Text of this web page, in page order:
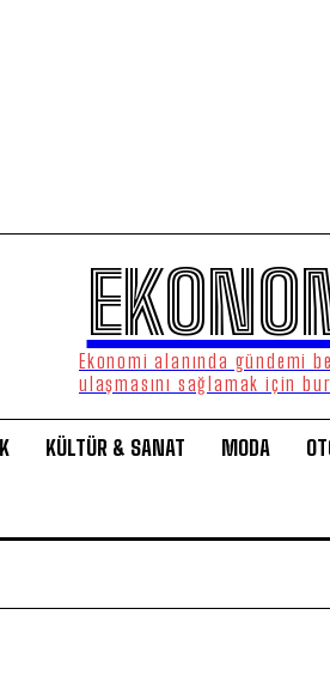
Ekonomi alanında gündemi
ulaşmasını sağlamak için
KÜLTÜR & SANAT MODA